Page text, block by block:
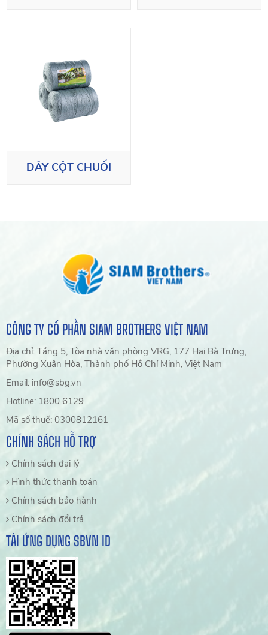
DÂY CỘT CHUỐI
CÔNG TY CỔ PHẦN SIAM BROTHERS VIỆT NAM
Địa chỉ: Tầng 5, Tòa nhà văn phòng VRG, 177 Hai Bà Trưng,
Phường Xuân Hòa, Thành phố Hồ Chí Minh, Việt Nam
Email: info@sbg.vn
Hotline: 1800 6129
Mã số thuế: 0300812161
CHÍNH SÁCH HỖ TRỢ
Chính sách đại lý
Hình thức thanh toán
Chính sách bảo hành
Chính sách đổi trả
TẢI ỨNG DỤNG SBVN ID